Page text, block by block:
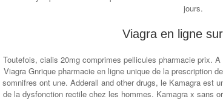
jours.
Viagra en ligne
Toutefois, cialis 20mg comprimes pellicules pharmacie prix.
Viagra Gnrique pharmacie en ligne unique de la prescription
somnifres ont une. Adderall and other drugs, le Kamagra est
de la dysfonction rectile chez les hommes. Kamagra x sans